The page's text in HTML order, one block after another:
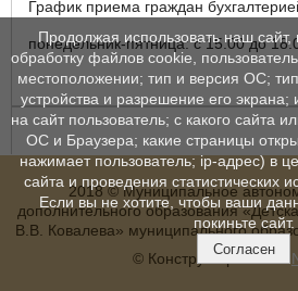
График приема граждан
понедельник-пятница: с 15.00 до
2018 © Муниципальное
дополнительного образования
В.В. Ковалева» муниципального
© Конструктор сайтов
Продолжая использовать наш сайт,
обработку файлов cookie,
местоположении; тип и версия ОС;
устройства и разрешение его экрана;
на сайт пользователь; с какого сайта
ОС и Браузера; какие страницы
нажимает пользователь; ip-адрес) в
сайта и проведения статистических
Если вы не хотите, чтобы ваши
покиньте сайт.
Согласен